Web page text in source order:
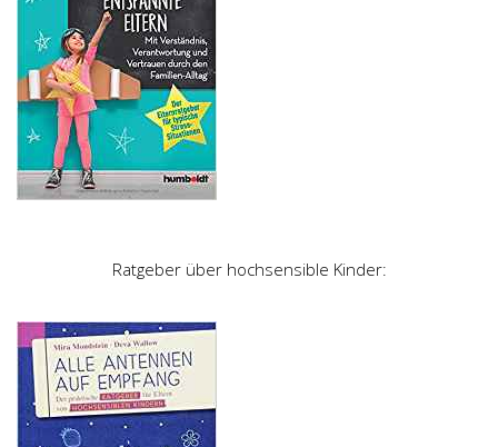
Ratgeber über hochsensible Kinder: